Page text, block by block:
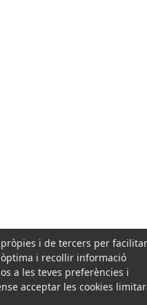
i de tercers per
i recollir informació
a les teves preferències i
acceptar les cookies